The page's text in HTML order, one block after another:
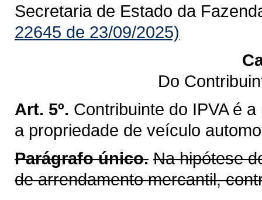
Secretaria de Estado da
22645 de 23/09/2025)
Do
Art. 5º. Contribuinte do IPVA é
a propriedade de veículo
Parágrafo único. Na hipótese
de arrendamento mercantil,